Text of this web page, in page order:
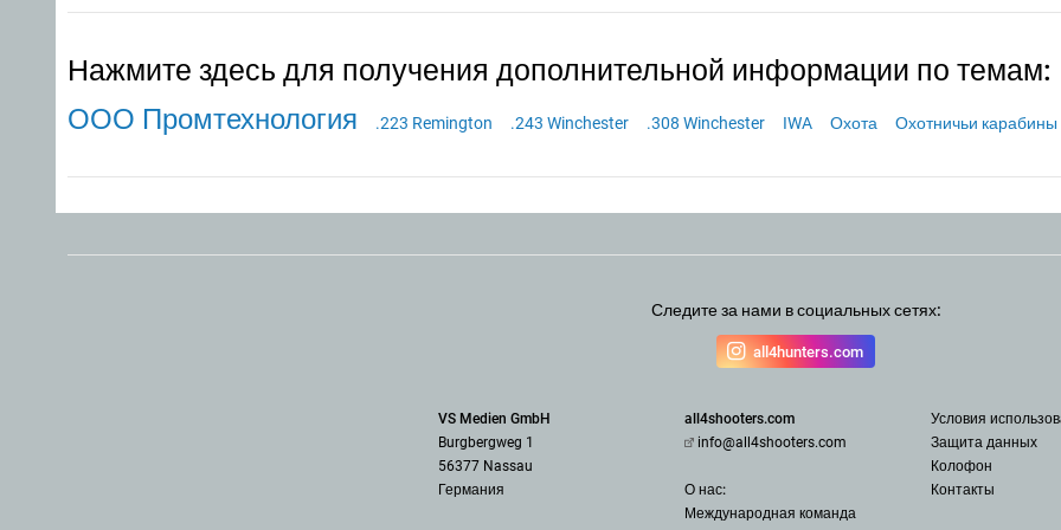
Нажмите здесь для получения дополнительной информации по темам:
ООО Промтехнология .223 Remington .243 Winchester .308 Winchester IWA Охота Охотничьи карабины
Следите за нами в социальных сетях:
all4hunters.com
VS Medien GmbH
Burgbergweg 1
56377 Nassau
Германия
all4shooters.com
info@all4shooters.com
О нас:
Международная команда
Условия
Защита данных
Колофон
Контакты